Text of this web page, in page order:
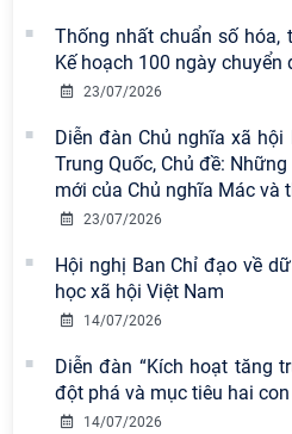
Thống nhất chuẩn số hóa,
Kế hoạch 100 ngày
23/07/2026
Diễn đàn Chủ nghĩa xã
Trung Quốc, Chủ đề:
mới của Chủ nghĩa Mác và
23/07/2026
Hội nghị Ban Chỉ đạo về
học xã hội Việt Nam
14/07/2026
Diễn đàn “Kích hoạt tăng
đột phá và mục tiêu hai con
14/07/2026
pháp, phong cách Hồ Chí Minh
giai đoạn phát triển mới
gian phát triển Việt Nam trong
nguyên mới: Định hướng chiến
và lựa chọn chính sách” sẽ
vào thứ ba, ngày 28/7/2026
Tọa đàm Giao lưu chuyên đề về
những kinh nghiệm quan trọng
Đảng Cộng sản Trung Quốc và
sự nghiệp xây dựng chủ nghĩa
Hội nghị Lãnh đạo Viện Hàn lâm